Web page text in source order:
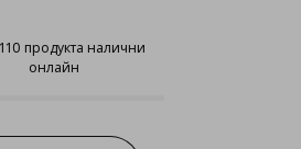
продукта налични
онлайн
12 от 110 продукта налични